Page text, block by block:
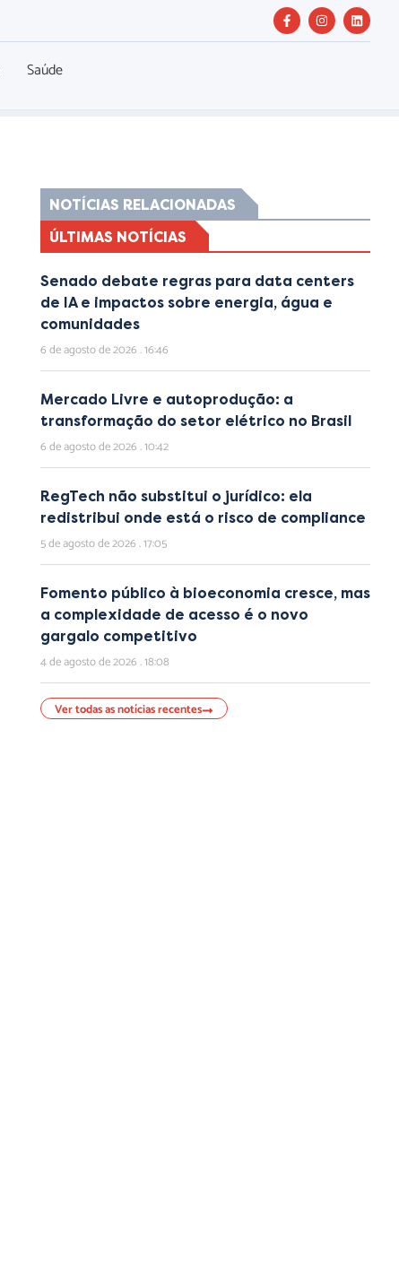
Saúde
NOTÍCIAS RELACIONADAS
ÚLTIMAS NOTÍCIAS
Senado debate regras para data centers
de IA e impactos sobre energia, água e
comunidades
6 de agosto de 2026 16:46
Mercado Livre e autoprodução: a
transformação do setor elétrico no Brasil
6 de agosto de 2026 10:42
RegTech não substitui o jurídico: ela
redistribui onde está o risco de compliance
5 de agosto de 2026 17:05
Fomento público à bioeconomia cresce, mas
a complexidade de acesso é o novo
gargalo competitivo
4 de agosto de 2026 18:08
Ver todas as notícias recentes